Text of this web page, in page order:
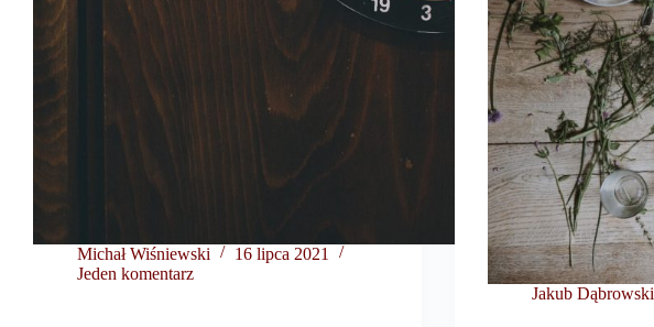
Michał Wiśniewski
16 lipca 2021
Jeden komentarz
Jakub Dąbrowski